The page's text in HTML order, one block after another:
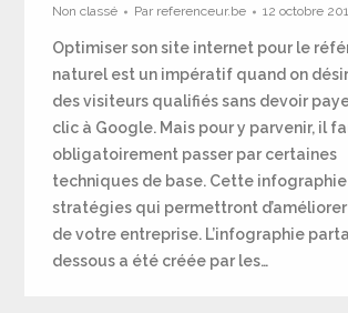
Non classé Par referenceur.be 12 octobre
Optimiser son site internet pour le
naturel est un impératif quand on
des visiteurs qualifiés sans devoir
clic à Google. Mais pour y parvenir, il
obligatoirement passer par certaines
techniques de base. Cette
stratégies qui permettront
de votre entreprise. L’infographie
dessous a été créée par les…